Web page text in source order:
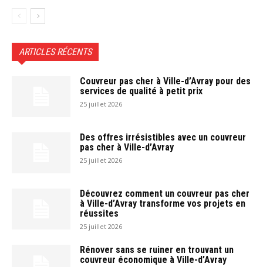
ARTICLES RÉCENTS
Couvreur pas cher à Ville-d’Avray pour des
services de qualité à petit prix
25 juillet 2026
Des offres irrésistibles avec un couvreur
pas cher à Ville-d’Avray
25 juillet 2026
Découvrez comment un couvreur pas cher
à Ville-d’Avray transforme vos projets en
réussites
25 juillet 2026
Rénover sans se ruiner en trouvant un
couvreur économique à Ville-d’Avray